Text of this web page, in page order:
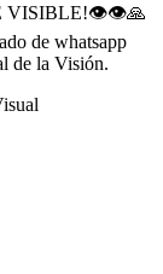
VISIBLE!👁👁🙏
de whatsapp
de la Visión.